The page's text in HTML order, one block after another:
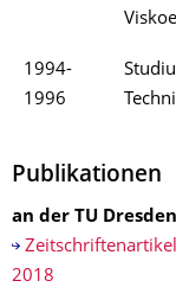
1994-
1996
Publikationen
an der TU
2018